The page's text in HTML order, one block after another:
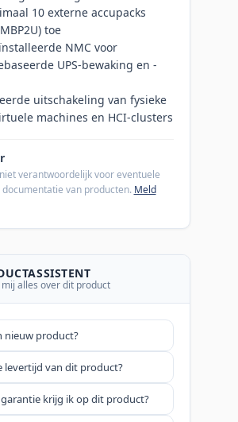
10 externe accupacks
toe
NMC voor
UPS-bewaking en -
uitschakeling van fysieke
machines en HCI-clusters
verantwoordelijk voor eventuele
van producten. Meld
alles over dit product
nieuw product?
levertijd van dit product?
krijg ik op dit product?